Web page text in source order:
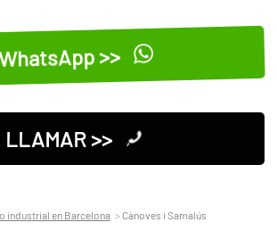
>>
LLAMAR >>
industrial en Barcelona Cànoves i Samalús